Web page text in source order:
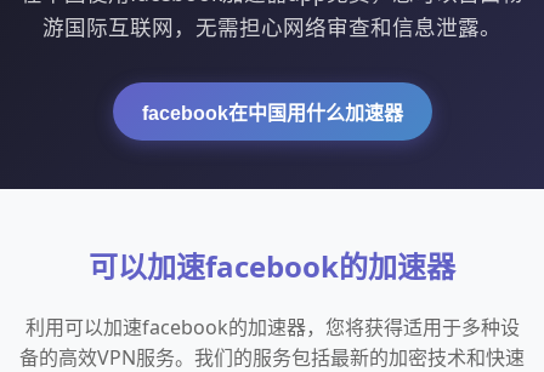
游国际互联网，无需担心网络审查和信息泄露。
facebook在中国用什么加速器
可以加速facebook的加速器
利用可以加速facebook的加速器，您将获得适用于多种设
备的高效VPN服务。我们的服务包括最新的加密技术和快速